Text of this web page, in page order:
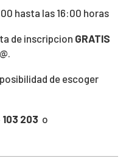
hasta las 16:00 horas
de inscripcion GRATIS
de escoger
203 o